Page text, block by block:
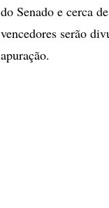
do Senado e cerca
vencedores serão
apuração.